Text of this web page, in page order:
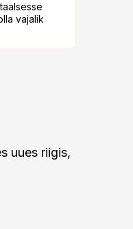
vajalik
uues riigis,